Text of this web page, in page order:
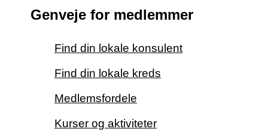
Genveje for medlemmer
Find din lokale konsulent
Find din lokale kreds
Medlemsfordele
Kurser og aktiviteter